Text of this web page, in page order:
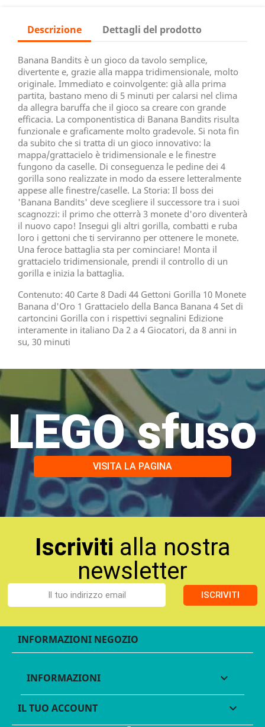
Descrizione Dettagli del prodotto
Banana Bandits è un gioco da tavolo semplice,
divertente e, grazie alla mappa tridimensionale, molto
originale. Immediato e coinvolgente: già alla prima
partita, bastano meno di 5 minuti per calarsi nel clima
da allegra baruffa che il gioco sa creare con grande
efficacia. La componentistica di Banana Bandits risulta
funzionale e graficamente molto gradevole. Si nota fin
da subito che si tratta di un gioco innovativo: la
mappa/grattacielo è tridimensionale e le finestre
fungono da caselle. Di conseguenza le pedine dei 4
gorilla sono realizzate in modo da essere letteralmente
appese alle finestre/caselle. La Storia: Il boss dei
'Banana Bandits' deve scegliere il successore tra i suoi
scagnozzi: il primo che otterrà 3 monete d'oro diventerà
il nuovo capo! Insegui gli altri gorilla, combatti e ruba
loro i gettoni che ti serviranno per ottenere le monete.
Una feroce battaglia sta per cominciare! Monta il
grattacielo tridimensionale, prendi il controllo di un
gorilla e inizia la battaglia.
Contenuto: 40 Carte 8 Dadi 44 Gettoni Gorilla 10 Monete
Banana d'Oro 1 Grattacielo della Banca Banana 4 Set di
cartoncini Gorilla con i rispettivi segnalini Edizione
interamente in italiano Da 2 a 4 Giocatori, da 8 anni in
su, 30 minuti
LEGO sfuso
VISITA LA PAGINA
Iscriviti alla nostra
newsletter
ISCRIVITI
INFORMAZIONI NEGOZIO
INFORMAZIONI 
IL TUO ACCOUNT 